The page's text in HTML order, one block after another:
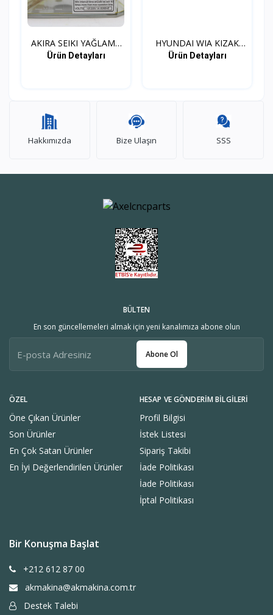
AKIRA SEIKI YAĞLAMA
ÜNİ...
Ürün Detayları
HYUNDAI WIA KIZAK
YAĞLA...
Ürün Detayları
Hakkımızda Bize Ulaşın SSS
ÖZEL
Öne Çıkan Ürünler
Son Ürünler
En Çok Satan Ürünler
En İyi Değerlendirilen Ürünler
HESAP VE GÖNDERIM BILGILERI
Profil Bilgisi
İstek Listesi
Sipariş Takibi
İade Politikası
İade Politikası
İptal Politikası
BÜLTEN
En son güncellemeleri almak için yeni kanalımıza abone olun
Abone Ol
Bir Konuşma Başlat
+212 612 87 00
akmakina@akmakina.com.tr
Destek Talebi